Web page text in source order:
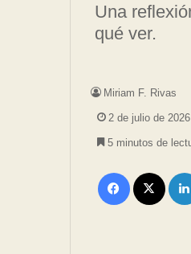
Una
qué ver.
Miriam F. Rivas
2 de julio de 2026
5 minutos de